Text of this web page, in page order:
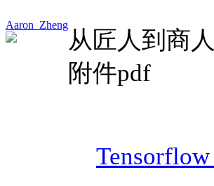
Aaron_Zheng
从匠人到商
附件pdf